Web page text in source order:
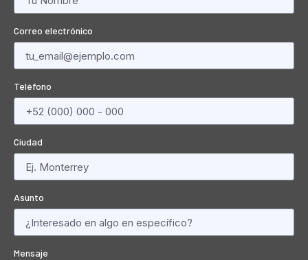
Correo electrónico
Teléfono
Ciudad
Asunto
Mensaje